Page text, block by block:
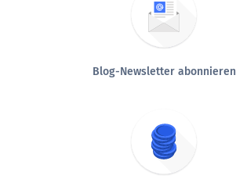
Blog-Newsletter abonnieren